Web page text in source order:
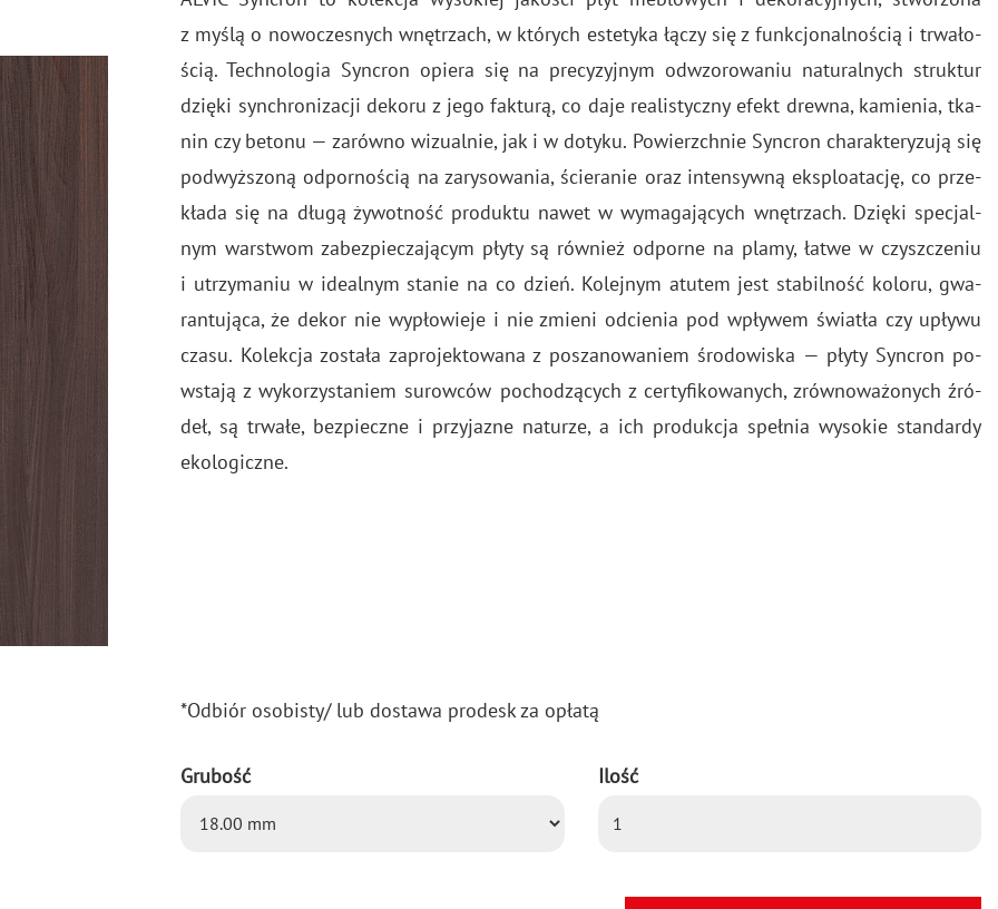
z myślą o no­wo­cze­snych wnę­trzach, w któ­rych es­te­ty­ka łączy się z funk­cjo­nal­no­ścią i trwa­ło­
ścią. Tech­no­lo­gia Syn­cron opie­ra się na pre­cy­zyj­nym od­wzo­ro­wa­niu na­tu­ral­nych struk­tur
dzię­ki syn­chro­ni­za­cji de­ko­ru z jego fak­tu­rą, co daje re­ali­stycz­ny efekt drew­na, ka­mie­nia, tka­
nin czy be­to­nu — za­rów­no wi­zu­al­nie, jak i w do­ty­ku. Po­wierzch­nie Syn­cron cha­rak­te­ry­zu­ją się
pod­wyż­szo­ną od­por­no­ścią na za­ry­so­wa­nia, ście­ra­nie oraz in­ten­syw­ną eks­plo­ata­cję, co prze­
kła­da się na długą ży­wot­ność pro­duk­tu nawet w wy­ma­ga­ją­cych wnę­trzach. Dzię­ki spe­cjal­
nym war­stwom za­bez­pie­cza­ją­cym płyty są rów­nież od­por­ne na plamy, łatwe w czysz­cze­niu
i utrzy­ma­niu w ide­al­nym sta­nie na co dzień. Ko­lej­nym atu­tem jest sta­bil­ność ko­lo­ru, gwa­
ran­tu­ją­ca, że dekor nie wy­pło­wie­je i nie zmie­ni od­cie­nia pod wpły­wem świa­tła czy upły­wu
czasu. Ko­lek­cja zo­sta­ła za­pro­jek­to­wa­na z po­sza­no­wa­niem śro­do­wi­ska — płyty Syn­cron po­
wsta­ją z wy­ko­rzy­sta­niem su­row­ców po­cho­dzą­cych z cer­ty­fi­ko­wa­nych, zrów­no­wa­żo­nych źró­
deł, są trwa­łe, bez­piecz­ne i przy­ja­zne na­tu­rze, a ich pro­duk­cja speł­nia wy­so­kie stan­dar­dy
eko­lo­gicz­ne.
*Od­biór oso­bi­sty/ lub do­sta­wa pro­desk za opła­tą
Grubość Ilość